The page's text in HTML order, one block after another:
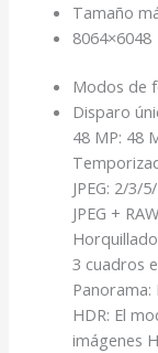
Tamaño
8064×6048
Modos de
Disparo
48 MP: 48
JPEG: 2/3/
JPEG +
3 cuadros
Panorama:
HDR: El
imágenes